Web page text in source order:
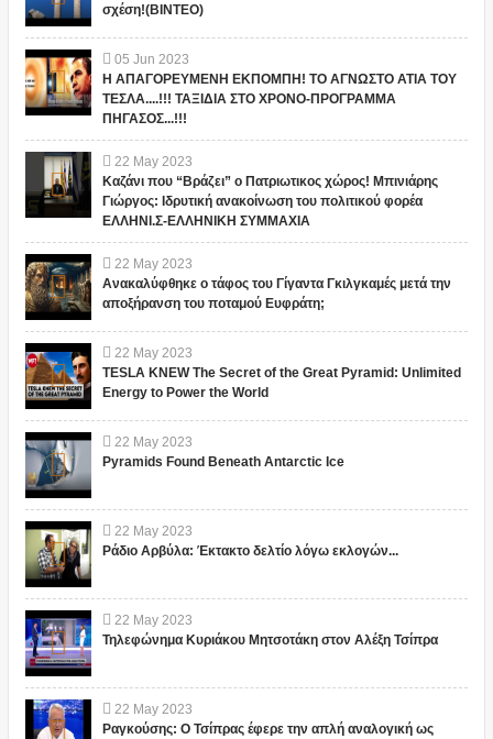
σχέση!(ΒΙΝΤΕΟ)
05 Jun 2023
Η ΑΠΑΓΟΡΕΥΜΕΝΗ ΕΚΠΟΜΠΗ! ΤΟ ΑΓΝΩΣΤΟ ΑΤΙΑ ΤΟΥ
ΤΕΣΛΑ....!!! ΤΑΞΙΔΙΑ ΣΤΟ ΧΡΟΝΟ-ΠΡΟΓΡΑΜΜΑ
ΠΗΓΑΣΟΣ...!!!
22 May 2023
Καζάνι που “Βράζει” ο Πατριωτικος χώρος! Μπινιάρης
Γιώργος: Ιδρυτική ανακοίνωση του πολιτικού φορέα
ΕΛΛΗΝΙ.Σ-ΕΛΛΗΝΙΚΗ ΣΥΜΜΑΧΙΑ
22 May 2023
Ανακαλύφθηκε ο τάφος του Γίγαντα Γκιλγκαμές μετά την
αποξήρανση του ποταμού Ευφράτη;
22 May 2023
TESLA KNEW The Secret of the Great Pyramid: Unlimited
Energy to Power the World
22 May 2023
Pyramids Found Beneath Antarctic Ice
22 May 2023
Ράδιο Αρβύλα: Έκτακτο δελτίο λόγω εκλογών...
22 May 2023
Τηλεφώνημα Κυριάκου Μητσοτάκη στον Αλέξη Τσίπρα
22 May 2023
Ραγκούσης: Ο Τσίπρας έφερε την απλή αναλογική ως